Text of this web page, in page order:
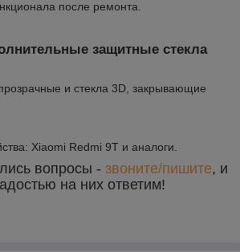
после ремонта.
защитные стекла
и стекла 3D, закрывающие
Xiaomi Redmi 9T и аналоги.
вопросы - звоните/пишите, и
на них ответим!